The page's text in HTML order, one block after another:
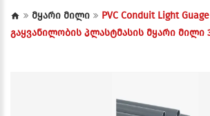
მყარი მილი
PVC Conduit Light
გაყვანილობის პლასტმასის მყარი მილი